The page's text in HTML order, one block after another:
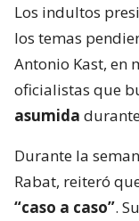
Los indultos
los temas
Antonio Kast, en
oficialistas que
asumida
Durante la
Rabat, reiteró
“caso a caso”.